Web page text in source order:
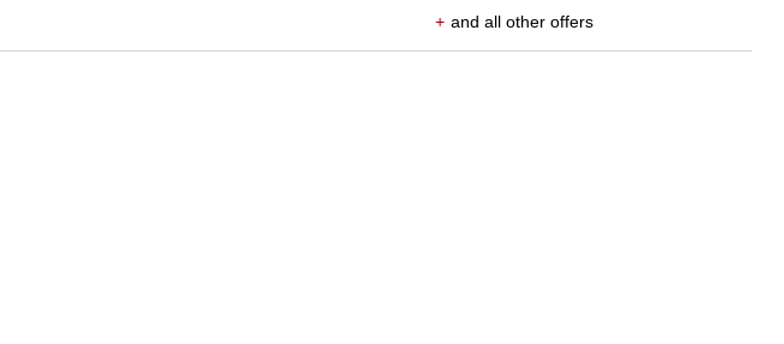
+ and all other offers